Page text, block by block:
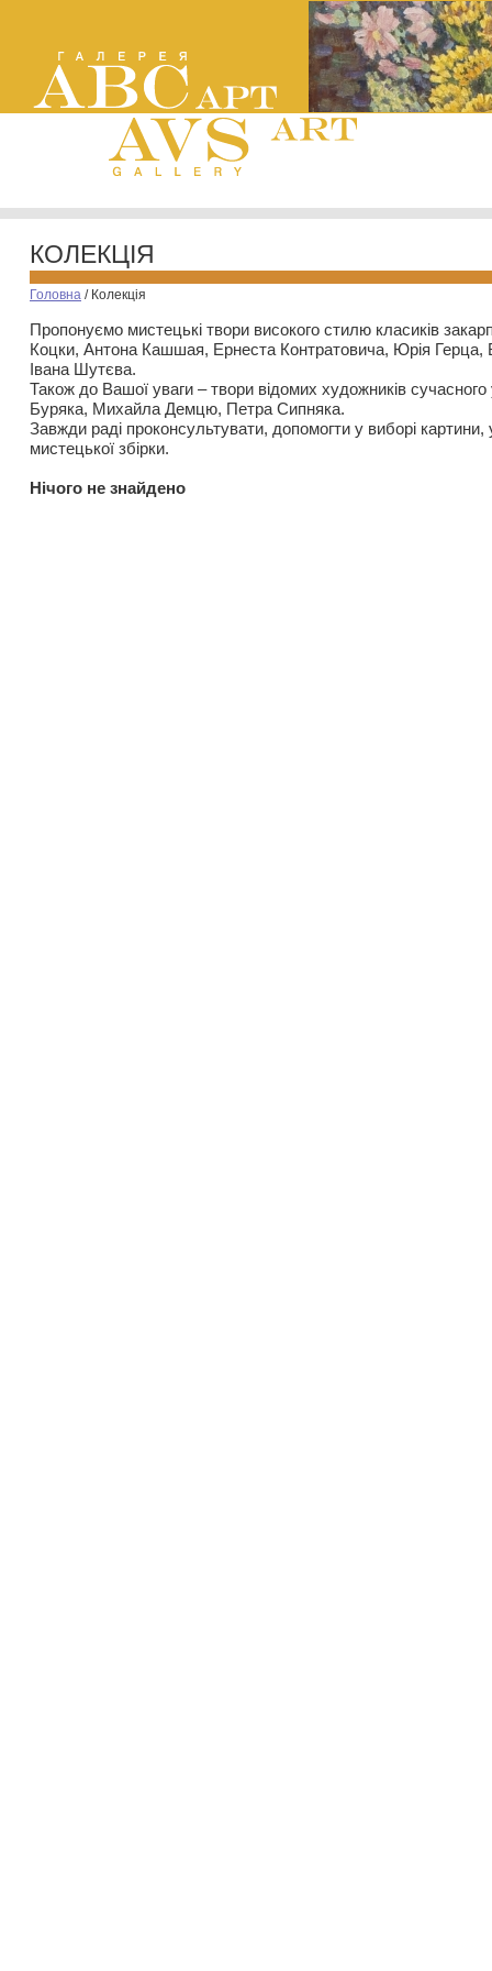
КОЛЕКЦІЯ
Головна / Колекція
Пропонуємо мистецькі твори високого стилю класиків
Коцки, Антона Кашшая, Ернеста Контратовича, Юрія
Івана Шутєва.
Також до Вашої уваги – твори відомих художників
Буряка, Михайла Демцю, Петра Сипняка.
Завжди раді проконсультувати, допомогти у виборі картини,
мистецької збірки.
Нiчого не знайдено